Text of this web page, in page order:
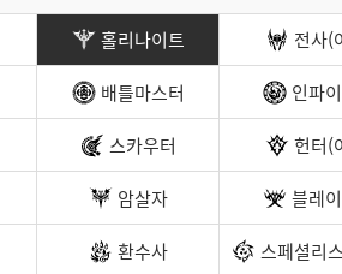
색
홀리나이트
전사(
배틀마스터
인파
스카우터
헌터(
암살자
블레
환수사 스페셜리